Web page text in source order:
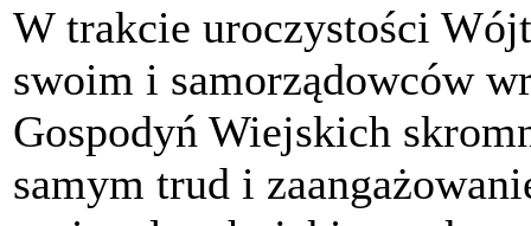
W trakcie uroczystości
swoim i samorządowców
Gospodyń Wiejskich
samym trud i